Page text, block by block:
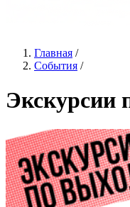
Главная /
События /
Экскурсии